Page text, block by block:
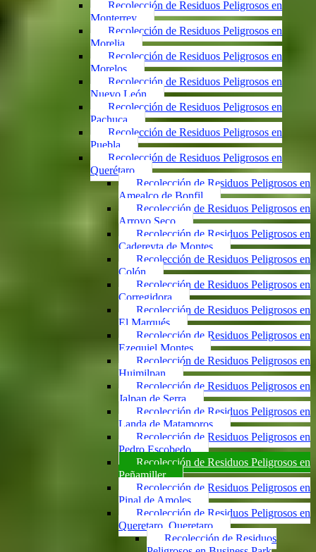
Recolección de Residuos Peligrosos en
Monterrey
Recolección de Residuos Peligrosos en
Morelia
Recolección de Residuos Peligrosos en
Morelos
Recolección de Residuos Peligrosos en
Nuevo León
Recolección de Residuos Peligrosos en
Pachuca
Recolección de Residuos Peligrosos en
Puebla
Recolección de Residuos Peligrosos en
Querétaro
Recolección de Residuos Peligrosos en
Amealco de Bonfil
Recolección de Residuos Peligrosos en
Arroyo Seco
Recolección de Residuos Peligrosos en
Cadereyta de Montes
Recolección de Residuos Peligrosos en
Colón
Recolección de Residuos Peligrosos en
Corregidora
Recolección de Residuos Peligrosos en
El Marqués
Recolección de Residuos Peligrosos en
Ezequiel Montes
Recolección de Residuos Peligrosos en
Huimilpan
Recolección de Residuos Peligrosos en
Jalpan de Serra
Recolección de Residuos Peligrosos en
Landa de Matamoros
Recolección de Residuos Peligrosos en
Pedro Escobedo
Recolección de Residuos Peligrosos en
Peñamiller
Recolección de Residuos Peligrosos en
Pinal de Amoles
Recolección de Residuos Peligrosos en
Queretaro, Queretaro
Recolección de Residuos